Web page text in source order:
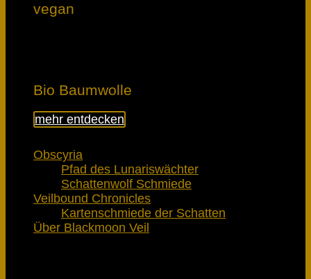
vegan
Bio Baumwolle
mehr entdecken
Obscyria
Pfad des Lunariswächter
Schattenwolf Schmiede
Veilbound Chronicles
Kartenschmiede der Schatten
Über Blackmoon Veil